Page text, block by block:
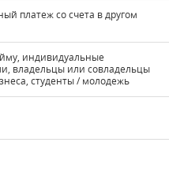
платеж со счета в другом
индивидуальные
владельцы или совладельцы
студенты / молодежь